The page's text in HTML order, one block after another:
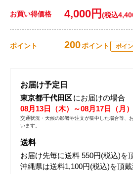
お買い得価格 4,000円 (税込
ポイント 200ポイント ポイ
お届け予定日
東京都千代田区にお届けの場合
08月13日（木）～08月17日（月）
交通状況・天候の影響や注文が集中した場合等、
います。
送料
お届け先毎に送料 550円(税込)を
沖縄県は送料1,100円(税込)を頂戴